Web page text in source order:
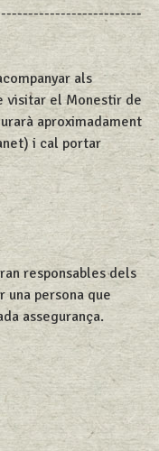
als
visitar el Monestir de
aproximadament
i cal portar
responsables dels
una persona que
assegurança.